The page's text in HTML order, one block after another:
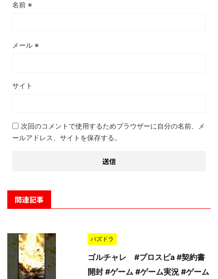
名前 ※
メール ※
サイト
次回のコメントで使用するためブラウザーに自分の名前、メ
ールアドレス、サイトを保存する。
関連記事
パズドラ
ゴルチャレ #プロスピa #契約書
開封 #ゲーム #ゲーム実況 #ゲーム